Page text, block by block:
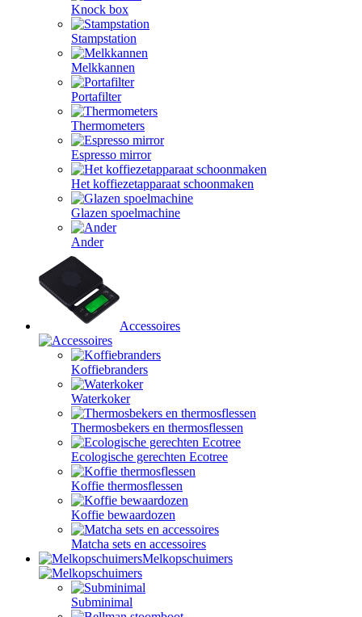
Knock box
Stampstation
Melkkannen
Portafilter
Thermometers
Espresso mirror
Het koffiezetapparaat schoonmaken
Glazen spoelmachine
Ander
Accessoires
Koffiebranders
Waterkoker
Thermosbekers en thermosflessen
Ecologische gerechten Ecotree
Koffie thermosflessen
Koffie bewaardozen
Matcha sets en accessoires
Melkopschuimers
Subminimal